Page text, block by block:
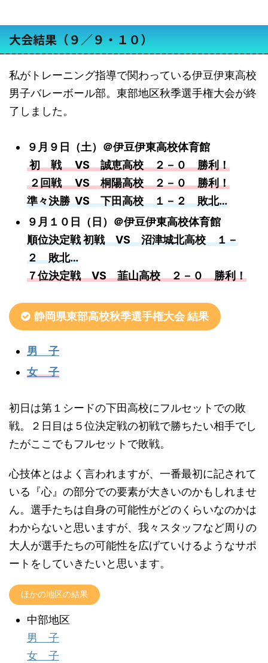
大会結果（９／９・１０）
私がトレーニング指導で関わっている伊豆伊東高校
男子バレーボール部。東部地区秋季選手権大会が終
了しました。
９月９日（土）＠伊豆伊東高校体育館
初 戦 VS 誠恵高校 ２－０ 勝利！
２回戦 VS 桐陽高校 ２－０ 勝利！
準々決勝 VS 下田高校 １－２ 敗北…
９月１０日（日）＠伊豆伊東高校体育館
順位決定戦 初戦 VS 沼津城北高校 １－
２ 敗北…
７位決定戦 VS 韮山高校 ２－０ 勝利！
静岡県東部高校秋季選手権大会 結果
男 子
女 子
初日は第１シードの下田高校にフルセットでの敗
戦。２日目は５位決定戦の初戦で勝ちたい相手でし
たがここでもフルセットで敗戦。
心技体とはよく言われますが、一番最初に記されて
いる『心』の部分での要素が大きいのかもしれませ
ん。選手たちは自身の可能性がどのくらいなのかは
わからないと思いますが、我々スタッフなど周りの
大人が選手たちの可能性を広げていけるようなサポ
ートをしていきたいと思います。
ほかの地区の結果
中部地区
男 子
女 子